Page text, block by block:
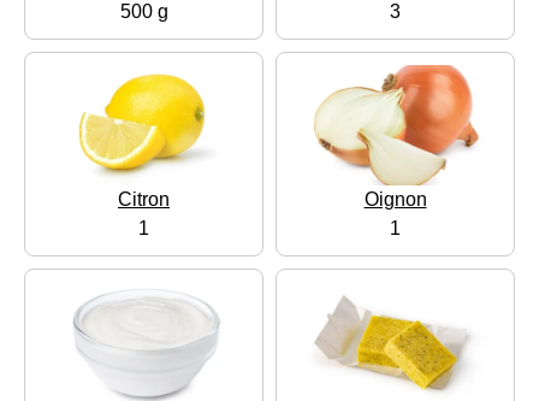
500 g
3
Citron
1
Oignon
1